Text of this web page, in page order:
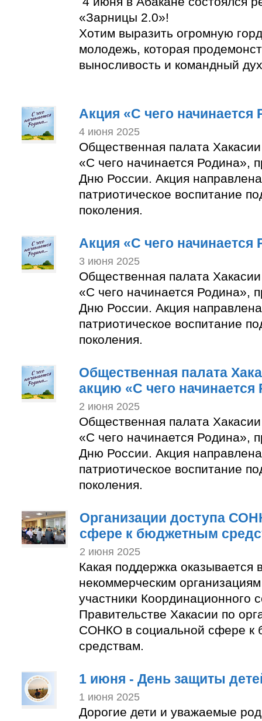
«Зарницы 2.0»!
Хотим выразить огромную
молодежь, которая
выносливость и командный
Акция «С чего начинается
4 июня 2025
Общественная палата
«С чего начинается Родина»,
Дню России. Акция
патриотическое воспитание
поколения.
Акция «С чего начинается
3 июня 2025
Общественная палата
«С чего начинается Родина»,
Дню России. Акция
патриотическое воспитание
поколения.
Общественная палата
акцию «С чего начинается
2 июня 2025
Общественная палата
«С чего начинается Родина»,
Дню России. Акция
патриотическое воспитание
поколения.
Организации доступа
сфере к бюджетным
2 июня 2025
Какая поддержка оказывается
некоммерческим
участники Координационного
Правительстве Хакасии по
СОНКО в социальной сфере к
средствам.
1 июня - День защиты
1 июня 2025
Дорогие дети и уважаемые